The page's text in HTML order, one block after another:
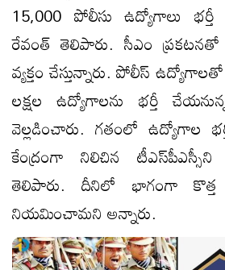
15,000 పోలీసు ఉద్యోగాలు భర్తీ
రేవంత్ తెలిపారు. సీఎం ప్రకటనతో
వ్యక్తం చేస్తున్నారు. పోలీస్
లక్షల ఉద్యోగాలను భర్తీ
వెల్లడించారు. గతంలో ఉద్యోగాల
కేంద్రంగా నిలిచిన
తెలిపారు. దీనిలో భాగంగా కొత్త
నియమించామని అన్నారు.